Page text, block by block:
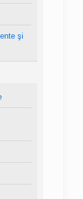
şi